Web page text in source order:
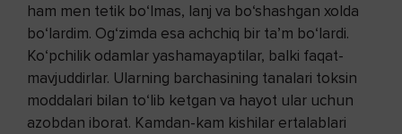
ham men tetik bo‘lmas, lanj va bo‘shashgan xolda
bo‘lardim. Og‘zimda esa achchiq bir ta’m bo‘lardi.
Ko‘pchilik odamlar yashamayaptilar, balki faqat-
mavjuddirlar. Ularning barchasining tanalari toksin
moddalari bilan to‘lib ketgan va hayot ular uchun
azobdan iborat. Kamdan-kam kishilar ertalablari